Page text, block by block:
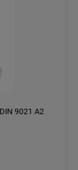
9021 A2